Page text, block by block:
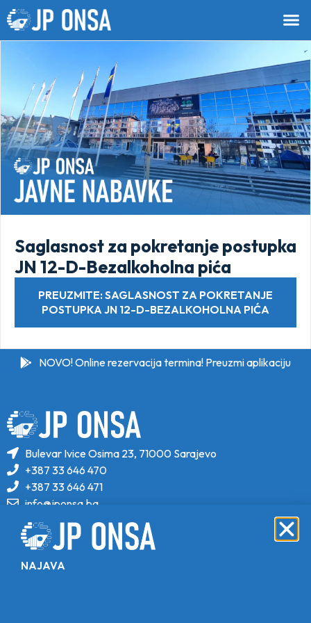
Saglasnost za pokretanje postupka
JN 12-D-Bezalkoholna pića
PREUZMITE: SAGLASNOST ZA POKRETANJE
POSTUPKA JN 12-D-BEZALKOHOLNA PIĆA
NOVO! Online rezervacija termina! Preuzmi aplikaciju
Bulevar Ivice Osima 23, 71000 Sarajevo
+387 33 646 470
+387 33 646 471
info@jponsa.ba
©Copyright 2024. All Rights Reserved.
Design, Development & Maintenance By
NAJAVA